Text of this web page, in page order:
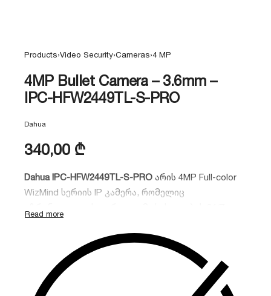
Products›Video Security›Cameras›4 MP
4MP Bullet Camera – 3.6mm –
IPC-HFW2449TL-S-PRO
Dahua
340,00 ₾
Dahua IPC-HFW2449TL-S-PRO არის 4MP Full-color
WizMind სერიის IP კამერა, რომელიც
ფუნქციები (ადამიანის და ავტომობილის
დეტექცია) და IP67 დაცვა.